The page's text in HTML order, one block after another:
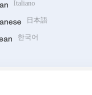
Italiano
日本語
한국어